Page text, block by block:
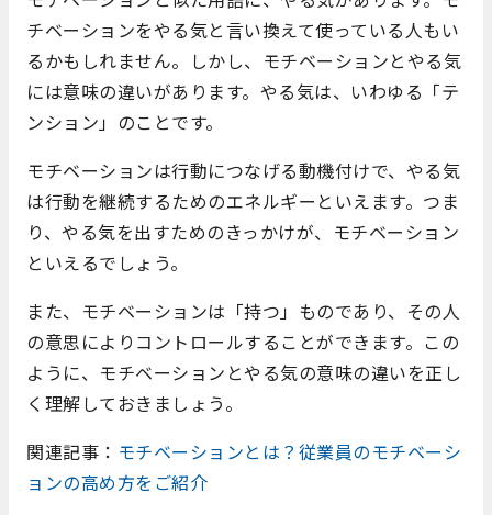
チベーションをやる気と言い換えて使っている人もい
るかもしれません。しかし、モチベーションとやる気
には意味の違いがあります。やる気は、いわゆる「テ
ンション」のことです。
モチベーションは行動につなげる動機付けで、やる気
は行動を継続するためのエネルギーといえます。つま
り、やる気を出すためのきっかけが、モチベーション
といえるでしょう。
また、モチベーションは「持つ」ものであり、その人
の意思によりコントロールすることができます。この
ように、モチベーションとやる気の意味の違いを正し
く理解しておきましょう。
関連記事： モチベーションとは？従業員のモチベーシ
ョンの高め方をご紹介